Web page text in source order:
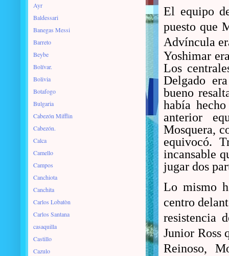
El equipo
puesto que
Advíncula
Yoshimar
Los
Delgado
bueno
había
anterior
Mosquera,
equivocó.
incansable
jugar dos
Lo mismo
centro
resistencia
Junior Ross
Reinoso,
Ayr
Baldessari
Banegas Messi
Barreto
Beybe
Bolívar.
Bolivia
Botafogo
Bulgaria
Cabezón Mifflin
Cabezón.
Calca
Camello
Campos
Canchiota
Canchita
Carlos Lobatòn
Carlos Santana
casaquilla
Castillo
Cazulo